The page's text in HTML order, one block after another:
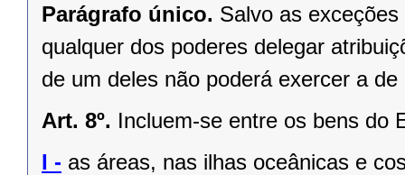
Parágrafo único. Salvo as
qualquer dos poderes delegar
de um deles não poderá exercer a de
Art. 8º. Incluem-se entre os bens do
I - as áreas, nas ilhas oceânicas e